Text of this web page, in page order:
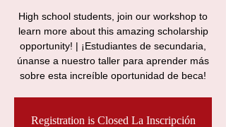
High school students, join our workshop to
learn more about this amazing scholarship
opportunity! | ¡Estudiantes de secundaria,
únanse a nuestro taller para aprender más
sobre esta increíble oportunidad de beca!
Registration is Closed La Inscripción